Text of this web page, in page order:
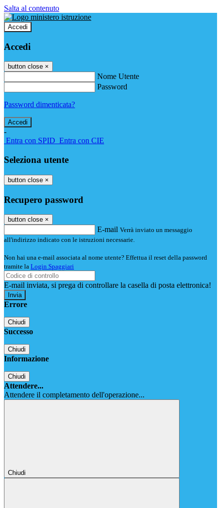
Salta al contenuto
Accedi
Accedi
button close ×
Nome Utente
Password
Password dimenticata?
-
Entra con SPID Entra con CIE
Seleziona utente
button close ×
Recupero password
button close ×
E-mail Verrà inviato un messaggio
all'indirizzo indicato con le istruzioni necessarie.
Non hai una e-mail associata al nome utente? Effettua il reset della password
tramite la Login Spaggiari
E-mail inviata, si prega di controllare la casella di posta elettronica!
Errore
Chiudi
Successo
Chiudi
Informazione
Chiudi
Attendere...
Attendere il completamento dell'operazione...
Chiudi